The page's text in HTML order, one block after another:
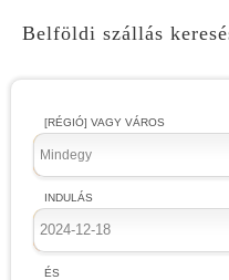
Belföldi szállás
[RÉGIÓ] VAGY VÁROS
Mindegy
INDULÁS
ÉS